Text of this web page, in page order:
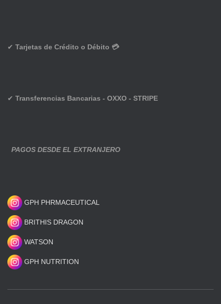
✔ Tarjetas de Crédito o Débito 💳
✔ Transferencias Bancarias - OXXO - STRIPE
PAGOS DESDE EL EXTRANJERO
GPH PHRMACEUTICAL
BRITHIS DRAGON
WATSON
GPH NUTRITION